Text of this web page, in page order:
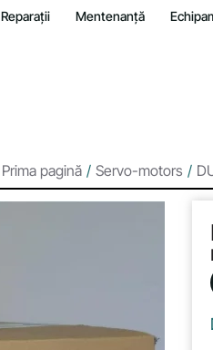
Reparații Mentenanță
Prima pagină / Servo-motors /